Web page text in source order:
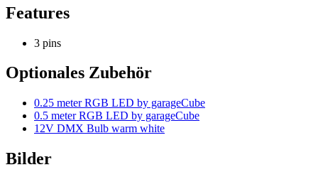
Features
3 pins
Optionales Zubehör
0.25 meter RGB LED by garageCube
0.5 meter RGB LED by garageCube
12V DMX Bulb warm white
Bilder